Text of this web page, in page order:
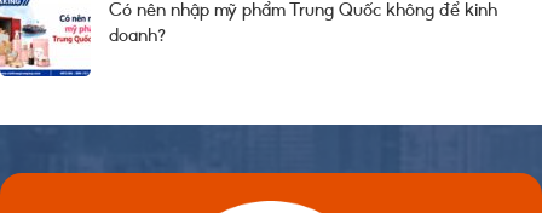
Có nên nhập mỹ phẩm Trung Quốc không để kinh
doanh?